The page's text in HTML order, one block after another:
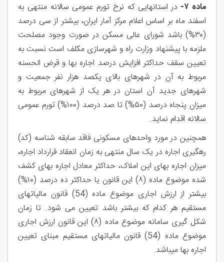
ماده ۷-
در استانهایی که نرخ تورم عمومی سالانه منتهی به
اسفند ماه بر اساس اعلام مرکز آمار ایران، بیشتر از سی درصد
(۳۰%) باشد شورای عالی مسکن در صورت وجود مصلحت
ملزمه با پیشنهاد وزارت راه و شهرسازی مکلف است نسبت به
تعیین سقف حداکثر افزایش درصد اجاره بها و قرض الحسنه
مربوط به آن در شهرهای بالای یکصد هزار نفر جمعیت و
شهرهای جدید آن استان در هر یک از شهرهای مربوط به
میزان پنجاه درصد (۵۰%) تا صد درصد (۱۰۰%) تورم عمومی
سالانه اقدام نماید.
همچنین در مورد واحدهای مسکونی فاقد سابقه شناسه (کد)
رهگیری اجاره در یک سال منتهی به زمان انعقاد قرارداد اجاره،
میزان اجاره بهای این املاک، حداکثر معادل اجاره بهای کشف
شده موضوع ماده (۸) این قانون یا حداکثر ده درصد (۱۰%)
بیشتر از ارزش اجاری موضوع ماده (54) قانون مالیاتهای
مستقیم هر کدام که بیشتر باشد تعیین می شود. تا زمان
شکل گیری سامانه موضوع ماده (۸) این قانون ارزش اجاری
موضوع ماده (54) قانون مالیاتهای مستقیم مبنای تعیین
اجاره بها میباشد.